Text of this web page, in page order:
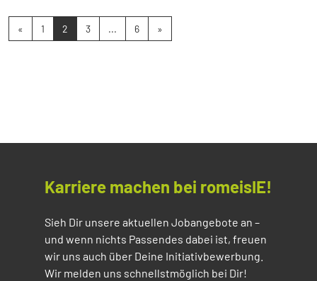
« 1 2 3 ... 6 »
Karriere machen bei romeisIE!
Sieh Dir unsere aktuellen Jobangebote an –
und wenn nichts Passendes dabei ist, freuen
wir uns auch über Deine Initiativbewerbung.
Wir melden uns schnellstmöglich bei Dir!